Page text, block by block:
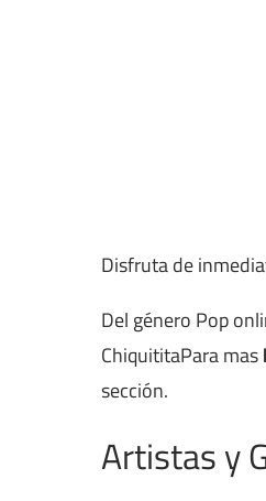
Disfruta de
Del género Pop
ChiquititaPara mas
sección.
Artistas y